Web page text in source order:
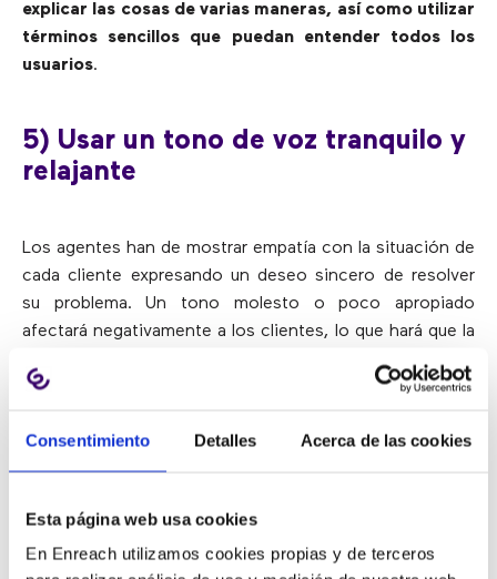
Consentimiento Detalles Acerca de las cookies
Esta página web usa cookies
En Enreach utilizamos cookies propias y de terceros
explicar las cosas de varias maneras, así como utilizar
términos sencillos que puedan entender todos los
usuarios.
5) Usar un tono de voz tranquilo y
relajante
Los agentes han de mostrar empatía con la situación de
cada cliente expresando un deseo sincero de resolver
su problema. Un tono molesto o poco apropiado
afectará negativamente a los clientes, lo que hará que la
complicadas.
cliente pueda estar experimentando o que pueda